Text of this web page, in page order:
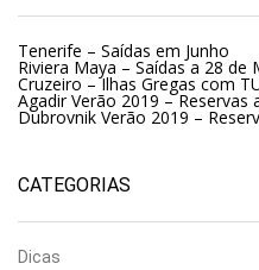
Tenerife – Saídas em Junho
Riviera Maya – Saídas a 28 de
Cruzeiro – Ilhas Gregas com
Agadir Verão 2019 – Reservas
Dubrovnik Verão 2019 –
CATEGORIAS
Dicas